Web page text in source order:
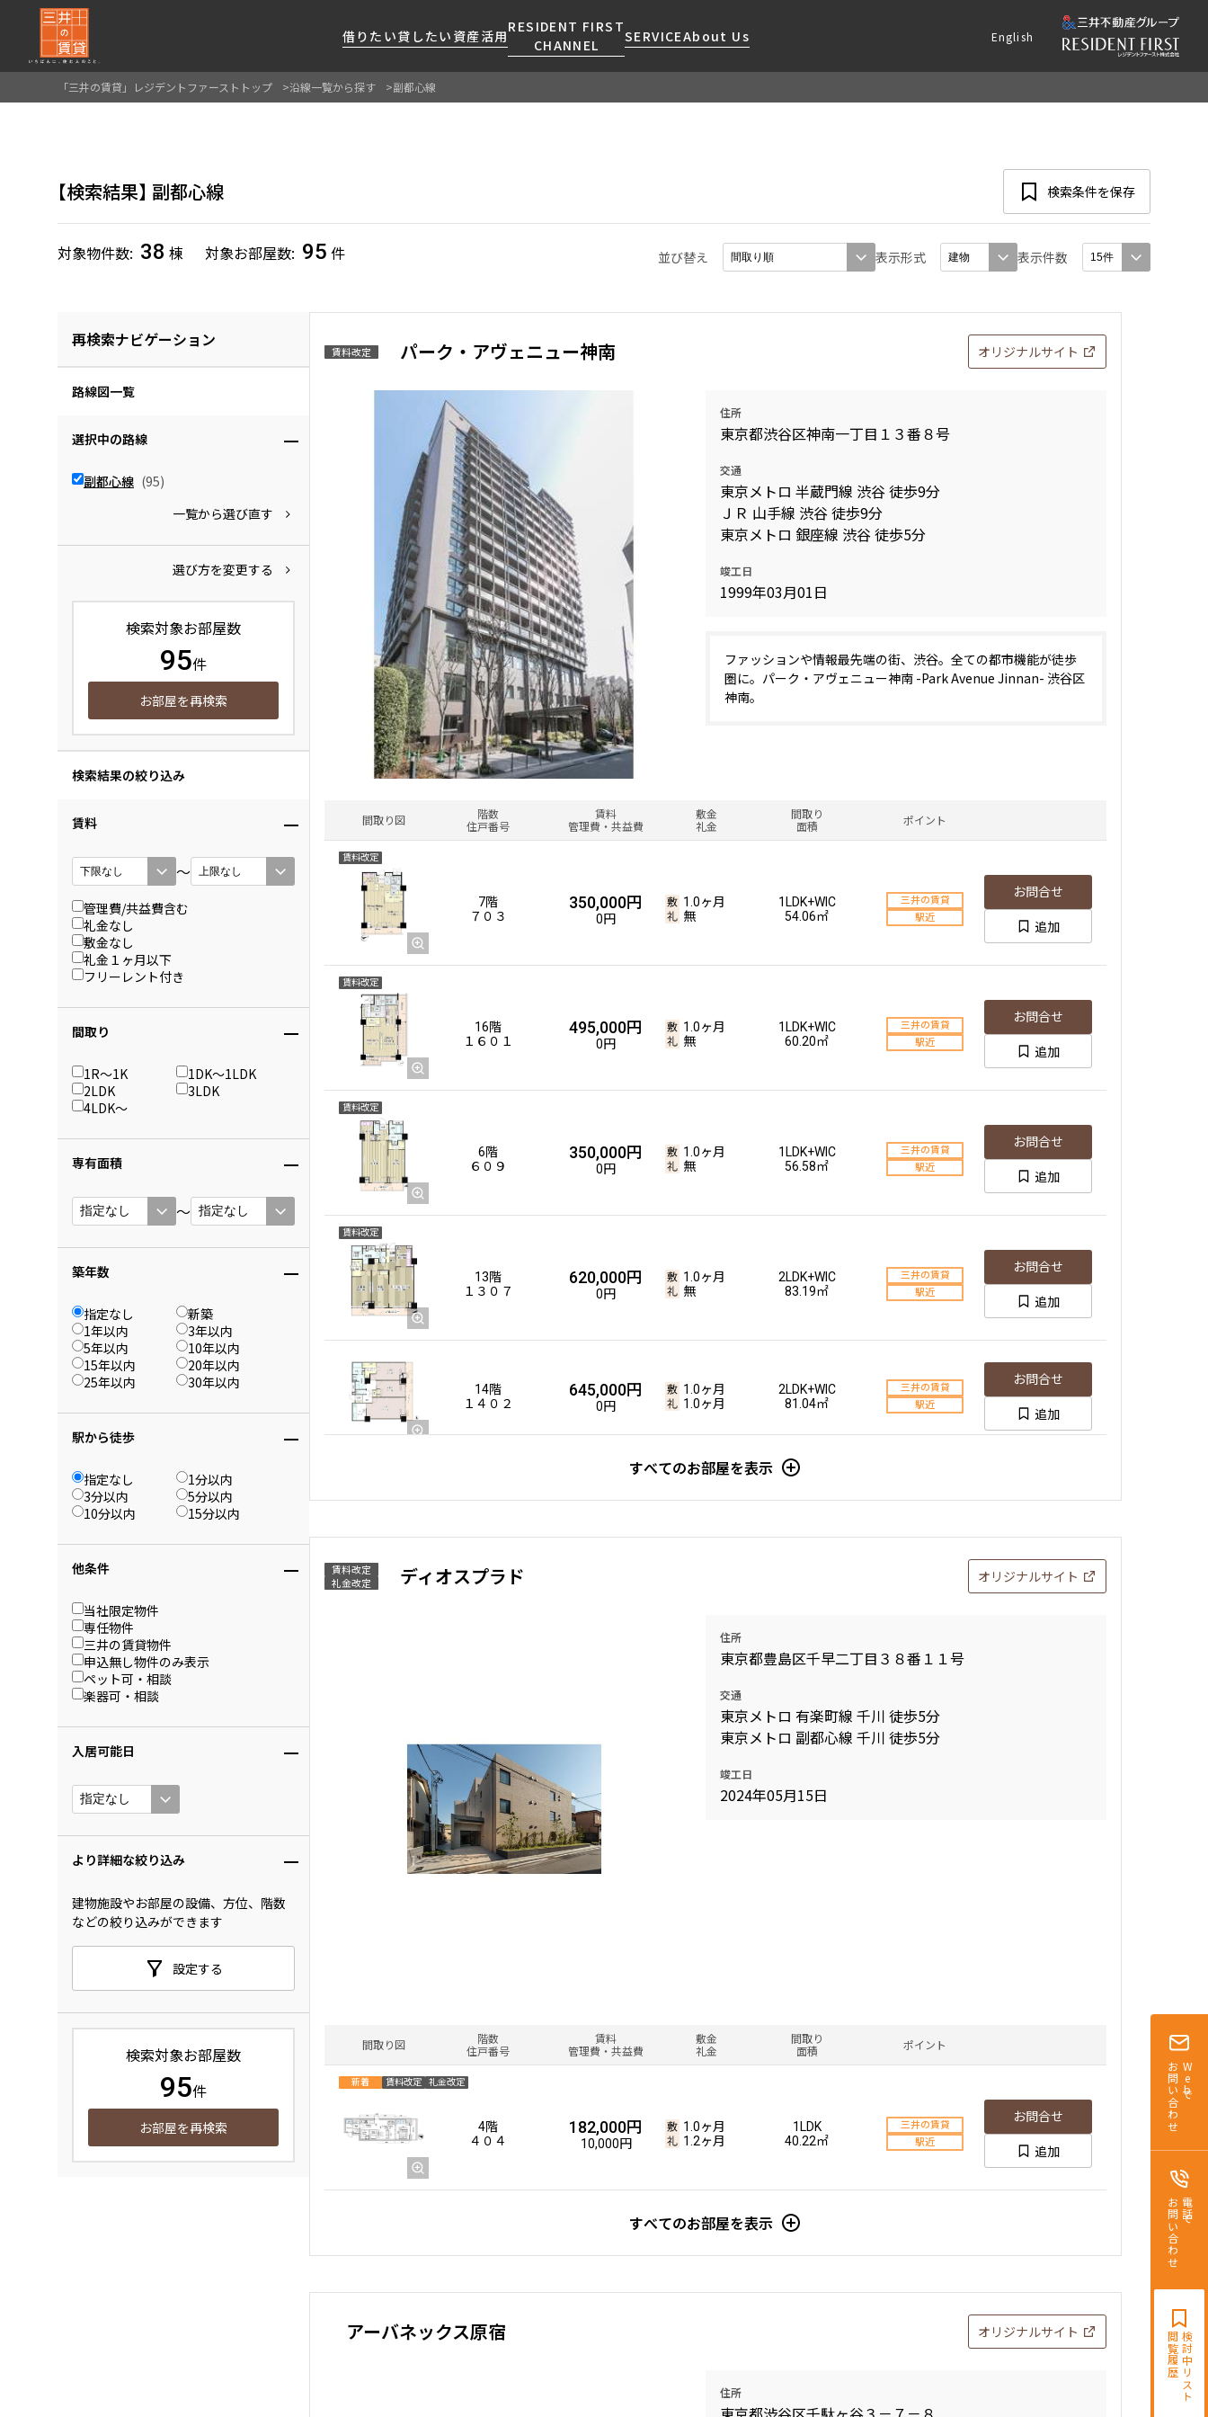
借りたい貸したい 資産活用
RESIDENT FIRST
CHANNEL
SERVICEAbout Us
ご提供するサービスをご紹介します
くご提案します
新着情報から探す
ニュースから探す
新着募集情報
当社限定(港区・渋谷区)
コンシェルジュ付き
ブランドマンション
最適なプランをご提案します
ご相談も承ります
各種サービスをご紹介します
よくあるご質問
社宅紹介
事業部取り扱い物件入居申
込
English
Webで
お問い合わせ
電話で
お問い合わせ
検討中リスト
閲覧履歴
「三井の賃貸」レジデントファーストトップ 沿線一覧から探す 副都心線
検索結果 副都心線 検索条件を保存
対象物件数 38 棟 対象お部屋数 95 件 並び替え 表示形式 表示件数
再検索ナビゲーション
路線図一覧
選択中の路線
副都心線 (95)
一覧から選び直す
選び方を変更する
検索対象お部屋数
95件
お部屋を再検索
検索結果の絞り込み
賃料
〜
管理費/共益費含む
礼金なし
敷金なし
礼金１ヶ月以下
フリーレント付き
間取り
1R〜1K
1DK〜1LDK
2LDK
3LDK
4LDK〜
専有面積
〜
築年数
指定なし
新築
1年以内
3年以内
5年以内
10年以内
15年以内
20年以内
25年以内
30年以内
駅から徒歩
指定なし
1分以内
3分以内
5分以内
10分以内
15分以内
他条件
当社限定物件
専任物件
三井の賃貸物件
申込無し物件のみ表示
ペット可・相談
楽器可・相談
入居可能日
より詳細な絞り込み
建物施設やお部屋の設備、方位、階数
などの絞り込みができます
設定する
検索対象お部屋数
95件
お部屋を再検索
賃料改定 パーク・アヴェニュー神南 オリジナルサイト
住所
東京都渋谷区神南一丁目１３番８号
交通
東京メトロ 半蔵門線 渋谷 徒歩9分
ＪＲ 山手線 渋谷 徒歩9分
東京メトロ 銀座線 渋谷 徒歩5分
竣工日
1999年03月01日
ファッションや情報最先端の街、渋谷。全ての都市機能が徒歩
圏に。パーク・アヴェニュー神南 -Park Avenue Jinnan- 渋谷区
神南。
間取り図
階数
住戸番号
賃料
管理費・共益費
敷金
礼金
間取り
面積
ポイント
賃料改定
7階
７０３
350,000円
0円
1.0ヶ月
無
1LDK+WIC
54.06㎡
三井の賃貸
駅近
お問合せ
追加
賃料改定
16階
１６０１
495,000円
0円
1.0ヶ月
無
1LDK+WIC
60.20㎡
三井の賃貸
駅近
お問合せ
追加
賃料改定
6階
６０９
350,000円
0円
1.0ヶ月
無
1LDK+WIC
56.58㎡
三井の賃貸
駅近
お問合せ
追加
賃料改定
13階
１３０７
620,000円
0円
1.0ヶ月
無
2LDK+WIC
83.19㎡
三井の賃貸
駅近
お問合せ
追加
14階
１４０２
645,000円
0円
1.0ヶ月
1.0ヶ月
2LDK+WIC
81.04㎡
三井の賃貸
駅近
お問合せ
追加
すべてのお部屋を表示
賃料改定
礼金改定
ディオスプラド オリジナルサイト
住所
東京都豊島区千早二丁目３８番１１号
交通
東京メトロ 有楽町線 千川 徒歩5分
東京メトロ 副都心線 千川 徒歩5分
竣工日
2024年05月15日
間取り図
階数
住戸番号
賃料
管理費・共益費
敷金
礼金
間取り
面積
ポイント
新着 賃料改定 礼金改定
4階
４０４
182,000円
10,000円
1.0ヶ月
1.2ヶ月
1LDK
40.22㎡
三井の賃貸
駅近
お問合せ
追加
すべてのお部屋を表示
アーバネックス原宿 オリジナルサイト
住所